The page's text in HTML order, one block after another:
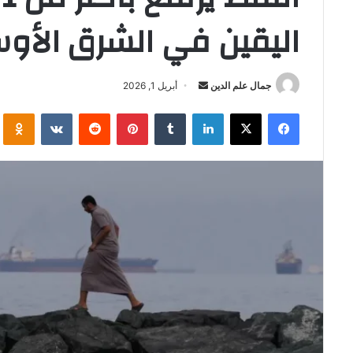
اليقين في الشرق
جمال علم الدين
أرسل
إلكترونيا
أبريل 1, 2026
فيسبوك ‫X لينكدإن بينتيريست